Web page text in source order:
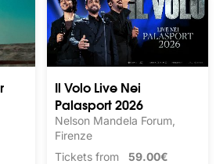
Il Volo Live Nei
Palasport 2026
Nelson Mandela Forum,
Firenze
Tickets from 59.00€